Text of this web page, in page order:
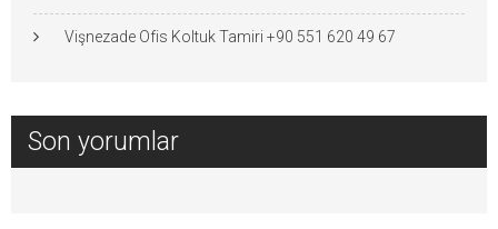
Vişnezade Ofis Koltuk Tamiri +90 551 620 49 67
Son yorumlar